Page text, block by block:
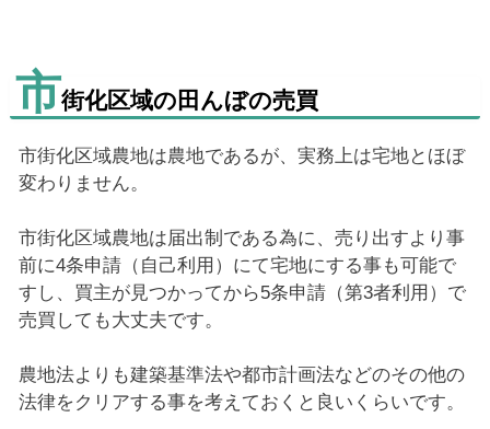
市街化区域の田んぼの売買
市街化区域農地は農地であるが、実務上は宅地とほぼ
変わりません。
市街化区域農地は届出制である為に、売り出すより事
前に4条申請（自己利用）にて宅地にする事も可能で
すし、買主が見つかってから5条申請（第3者利用）で
売買しても大丈夫です。
農地法よりも建築基準法や都市計画法などのその他の
法律をクリアする事を考えておくと良いくらいです。